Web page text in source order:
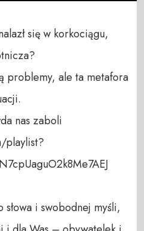
się w korkociągu,
problemy, ale ta metafora
nas zaboli
playlist?
i swobodnej myśli,